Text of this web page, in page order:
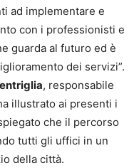
ad implementare e
con i professionisti e
guarda al futuro ed è
dei servizi”.
, responsabile
illustrato ai presenti i
che il percorso
tutti gli uffici in un
della città.